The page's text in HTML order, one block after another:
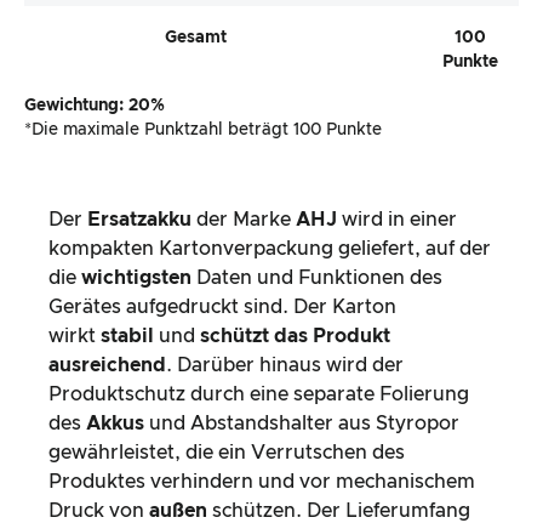
Gesamt
100
Punkte
Gewichtung: 20%
*Die maximale Punktzahl beträgt 100 Punkte
Der Ersatzakku der Marke AHJ wird in einer
kompakten Kartonverpackung geliefert, auf der
die wichtigsten Daten und Funktionen des
Gerätes aufgedruckt sind. Der Karton
wirkt stabil und schützt das Produkt
ausreichend . Darüber hinaus wird der
Produktschutz durch eine separate Folierung
des Akkus und Abstandshalter aus Styropor
gewährleistet, die ein Verrutschen des
Produktes verhindern und vor mechanischem
Druck von außen schützen. Der Lieferumfang